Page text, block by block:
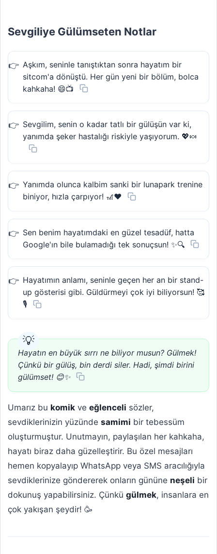
Sevgiliye Gülümseten Notlar
Aşkım, seninle tanıştıktan sonra hayatım bir
sitcom'a dönüştü. Her gün yeni bir bölüm, bolca
kahkaha! 😄📺
Sevgilim, senin o kadar tatlı bir gülüşün var ki,
yanımda şeker hastalığı riskiyle yaşıyorum. 💖🍬
Yanımda olunca kalbim sanki bir lunapark trenine
biniyor, hızla çarpıyor! 🎢❤️
Sen benim hayatımdaki en güzel tesadüf, hatta
Google'ın bile bulamadığı tek sonuçsun! ✨🔍
Hayatımın anlamı, seninle geçen her an bir stand-
up gösterisi gibi. Güldürmeyi çok iyi biliyorsun! 🥰
🎙️
Hayatın en büyük sırrı ne biliyor musun? Gülmek!
Çünkü bir gülüş, bin derdi siler. Hadi, şimdi birini
gülümset! 😊✨
Umarız bu komik ve eğlenceli sözler,
sevdiklerinizin yüzünde samimi bir tebessüm
oluşturmuştur. Unutmayın, paylaşılan her kahkaha,
hayatı biraz daha güzelleştirir. Bu özel mesajları
hemen kopyalayıp WhatsApp veya SMS aracılığıyla
sevdiklerinize göndererek onların gününe neşeli bir
dokunuş yapabilirsiniz. Çünkü gülmek, insanlara en
çok yakışan şeydir! 🥳